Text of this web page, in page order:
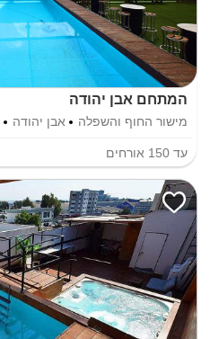
המתחם אבן יהודה
מישור החוף והשפלה אבן יהודה
עד 150 אורחים